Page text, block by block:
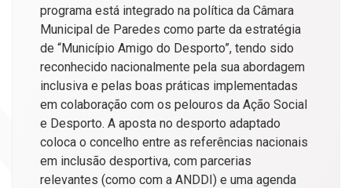
programa está integrado na política da Câmara
Municipal de Paredes como parte da estratégia
de “Município Amigo do Desporto”, tendo sido
reconhecido nacionalmente pela sua abordagem
inclusiva e pelas boas práticas implementadas
em colaboração com os pelouros da Ação Social
e Desporto. A aposta no desporto adaptado
coloca o concelho entre as referências nacionais
em inclusão desportiva, com parcerias
relevantes (como com a ANDDI) e uma agenda